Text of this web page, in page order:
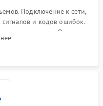
Подключение к сети,
и кодов ошибок.
напряжения. Оценка
питания без